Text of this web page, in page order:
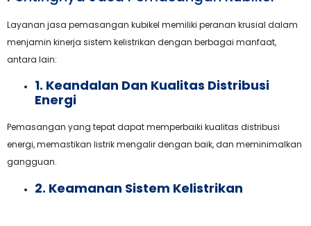
Layanan jasa pemasangan kubikel memiliki peranan krusial dalam
menjamin kinerja sistem kelistrikan dengan berbagai manfaat,
antara lain:
1. Keandalan Dan Kualitas Distribusi
Energi
Pemasangan yang tepat dapat memperbaiki kualitas distribusi
energi, memastikan listrik mengalir dengan baik, dan meminimalkan
gangguan.
2. Keamanan Sistem Kelistrikan